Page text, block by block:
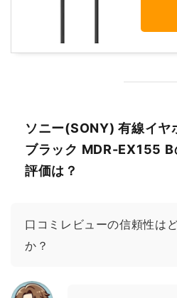
ソニー(SONY) 有線イ
ブラック MDR-EX155 B
評価は？
口コミレビューの信頼性は
か？